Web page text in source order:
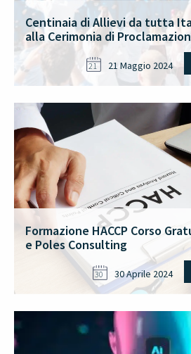
Centinaia di Allievi da tutta
alla Cerimonia di
21 21 Maggio 2024
Formazione HACCP Corso
e Poles Consulting
30 30 Aprile 2024